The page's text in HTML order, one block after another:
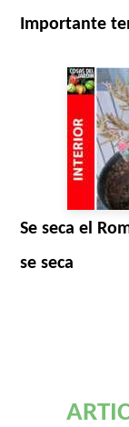
Importante
Se seca el
se seca